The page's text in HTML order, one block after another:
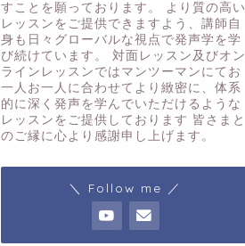
すことを願っております。 より質の高い
レッスンをご提供できますよう、講師自
身も日々グローバルな視点で発声学を学
び続けています。 対面レッスン及びオン
ラインレッスンではマンツーマンにてお
一人お一人に合わせてより緻密に、体系
的に深く発声を学んでいただけるような
レッスンをご提供しております 皆さまと
のご縁に心より感謝申し上げます。
＼ Follow me ／